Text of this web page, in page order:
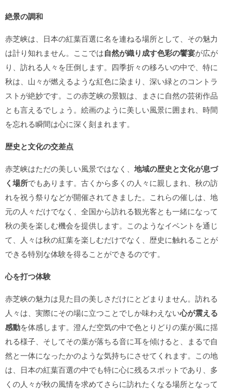
絶景の調和
赤芝峡は、日本の紅葉百選に名を連ねる場所として、その魅力
は計り知れません。ここでは自然が織り成す色彩の饗宴が広が
り、訪れる人々を圧倒します。四季折々の移ろいの中で、特に
秋は、山々が燃えるような紅色に染まり、深い緑とのコントラ
ストが絶妙です。この赤芝峡の景観は、まさに自然の芸術作品
とも言えるでしょう。絵画のように美しい風景に囲まれ、時間
を忘れる瞬間は心に深く刻まれます。
歴史と文化の交差点
赤芝峡はただの美しい風景ではなく、 地域の歴史と文化が息づ
く場所でもあります。古くから多くの人々に親しまれ、秋の訪
れを祝う祭りなどが開催されてきました。これらの催しは、地
元の人々だけでなく、全国から訪れる観光客とも一緒になって
秋の美を楽しむ機会を提供します。このようなイベントを通じ
て、人々は秋の紅葉を楽しむだけでなく、歴史に触れることが
できる特別な体験を得ることができるのです。
心を打つ体験
赤芝峡の魅力は見た目の美しさだけにとどまりません。訪れる
人々は、実際にその場に立つことでしか味わえない心が震える
感動を体感します。澄んだ空気の中で色とりどりの葉が風に揺
れる様子、そしてその葉が落ちる音に耳を傾けると、まるで自
然と一体になったかのような気持ちにさせてくれます。この地
は、日本の紅葉百選の中でも特に心に残るスポットであり、多
くの人々が秋の風情を求めてさらに訪れたくなる場所となって